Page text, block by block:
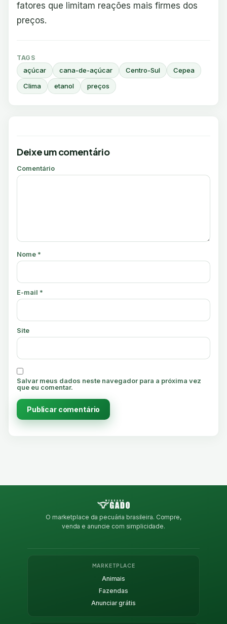
fatores que limitam reações mais firmes dos
preços.
TAGS
açúcar cana-de-açúcar Centro-Sul
Cepea
Clima
etanol preços
Deixe um comentário
Comentário
Nome *
E-mail *
Site
Salvar meus dados neste navegador para a próxima vez
que eu comentar.
O marketplace da pecuária brasileira. Compre,
venda e anuncie com simplicidade.
MARKETPLACE
Animais
Fazendas
Anunciar grátis